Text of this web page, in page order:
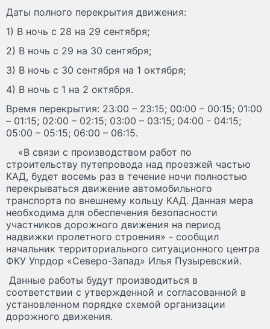
Даты полного перекрытия движения:
1) В ночь с 28 на 29 сентября;
2) В ночь с 29 на 30 сентября;
3) В ночь с 30 сентября на 1 октября;
4) В ночь с 1 на 2 октября.
Время перекрытия: 23:00 – 23:15; 00:00 – 00:15; 01:00
– 01:15; 02:00 – 02:15; 03:00 – 03:15; 04:00 - 04:15;
05:00 – 05:15; 06:00 – 06:15.
«В связи с производством работ по
строительству путепровода над проезжей частью
КАД, будет восемь раз в течение ночи полностью
перекрываться движение автомобильного
транспорта по внешнему кольцу КАД. Данная мера
необходима для обеспечения безопасности
участников дорожного движения на период
надвижки пролетного строения» - сообщил
начальник территориального ситуационного центра
ФКУ Упрдор «Северо-Запад» Илья Пузыревский.
Данные работы будут производиться в
соответствии с утвержденной и согласованной в
установленном порядке схемой организации
дорожного движения.